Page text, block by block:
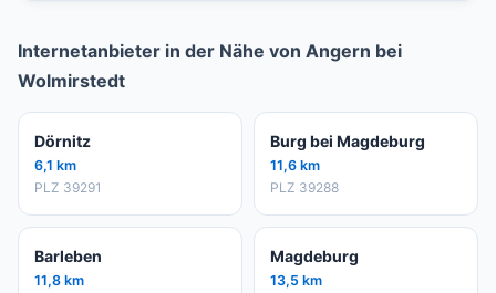
Internetanbieter in der Nähe von Angern bei
Wolmirstedt
Dörnitz
6,1 km
PLZ 39291
Burg bei Magdeburg
11,6 km
PLZ 39288
Barleben
11,8 km
Magdeburg
13,5 km